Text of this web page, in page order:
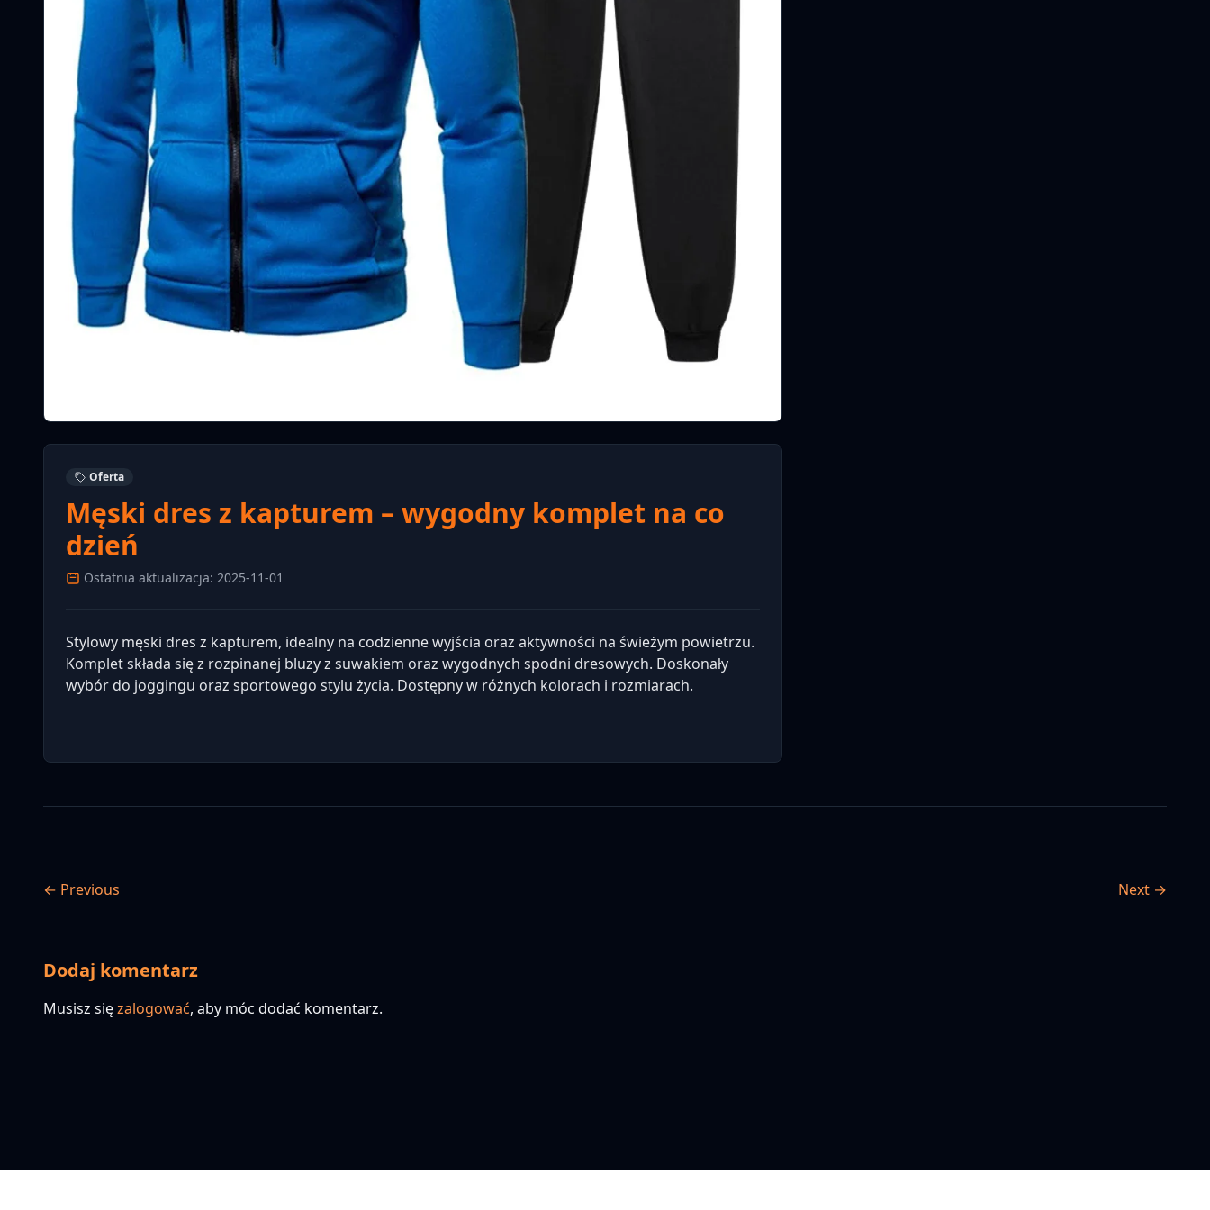
Oferta
Męski dres z kapturem – wygodny komplet na co
dzień
Ostatnia aktualizacja: 2025-11-01
Stylowy męski dres z kapturem, idealny na codzienne wyjścia oraz aktywności na świeżym powietrzu.
Komplet składa się z rozpinanej bluzy z suwakiem oraz wygodnych spodni dresowych. Doskonały
wybór do joggingu oraz sportowego stylu życia. Dostępny w różnych kolorach i rozmiarach.
← Previous Next →
Dodaj komentarz
Musisz sięzalogować, aby móc dodać komentarz.